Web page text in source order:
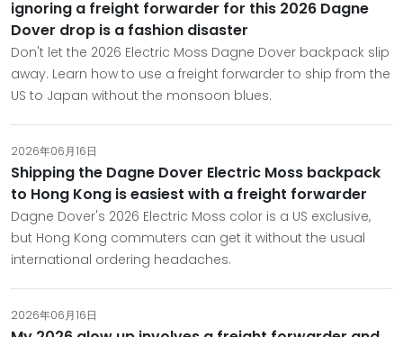
ignoring a freight forwarder for this 2026 Dagne
Dover drop is a fashion disaster
Don't let the 2026 Electric Moss Dagne Dover backpack slip
away. Learn how to use a freight forwarder to ship from the
US to Japan without the monsoon blues.
2026年06月16日
Shipping the Dagne Dover Electric Moss backpack
to Hong Kong is easiest with a freight forwarder
Dagne Dover's 2026 Electric Moss color is a US exclusive,
but Hong Kong commuters can get it without the usual
international ordering headaches.
2026年06月16日